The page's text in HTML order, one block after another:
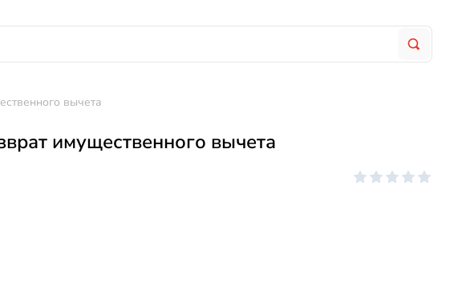
вычета
имущественного вычета